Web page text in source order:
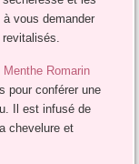
à vous demander
Romarin
pour conférer une
Il est infusé de
chevelure et